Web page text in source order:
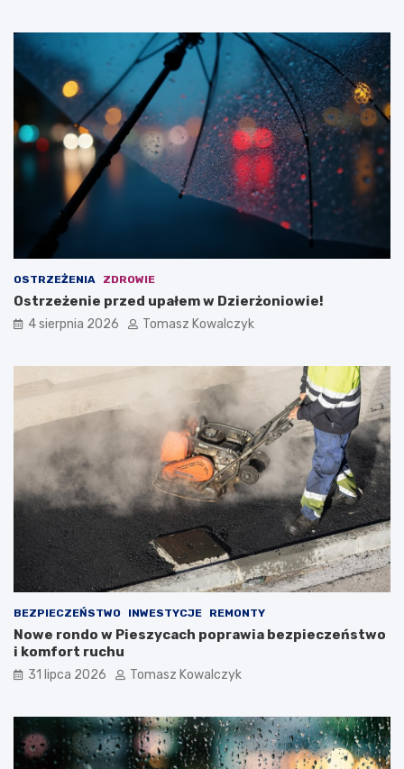
OSTRZEŻENIA ZDROWIE
Ostrzeżenie przed upałem w Dzierżoniowie!
4 sierpnia 2026 Tomasz Kowalczyk
BEZPIECZEŃSTWO INWESTYCJE REMONTY
Nowe rondo w Pieszycach poprawia bezpieczeństwo
i komfort ruchu
31 lipca 2026 Tomasz Kowalczyk